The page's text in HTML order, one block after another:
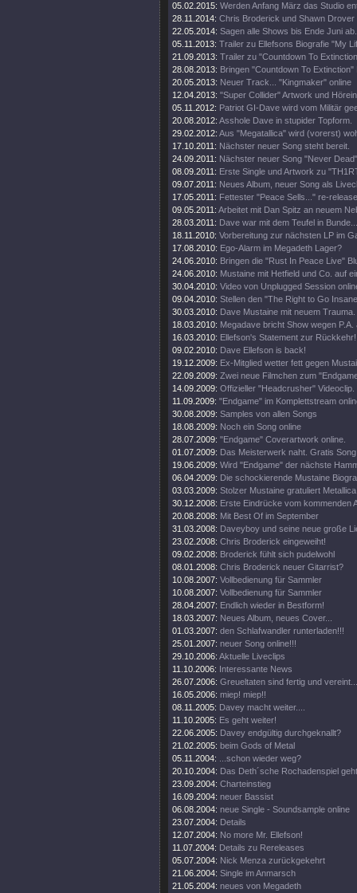
05.02.2015: Werden Anfang März das Studio
28.11.2014: Chris Broderick und Shawn
22.05.2014: Sagen alle Shows bis Ende Juni ab.
05.11.2013: Trailer zu Ellefsons Biografie "My
21.09.2013: Trailer zu "Countdown To
28.08.2013: Bringen "Countdown To Extinction"
20.05.2013: Neuer Track... "Kingmaker" online
12.04.2013: "Super Collider" Artwork und
05.11.2012: Patriot GI-Dave wird vom Militär
20.08.2012: Asshole Dave in stupider Topform.
29.02.2012: Aus "Megatallica" wird (vorerst)
17.10.2011: Nächster neuer Song steht bereit.
24.09.2011: Nächster neuer Song "Never
08.09.2011: Erste Single und Artwork zu
09.07.2011: Neues Album, neuer Song als
17.05.2011: Fettester "Peace Sells..." re-
09.05.2011: Arbeitet mit Dan Spitz an neuem
28.03.2011: Dave war mit dem Teufel in Bunde...
18.11.2010: Vorbereitung zur nächsten LP im
17.08.2010: Ego-Alarm im Megadeth Lager?
24.06.2010: Bringen die "Rust In Peace Live"
24.06.2010: Mustaine mit Hetfield und Co. auf
30.04.2010: Video von Unplugged Session
09.04.2010: Stellen den "The Right to Go
30.03.2010: Dave Mustaine mit neuem Trauma.
18.03.2010: Megadave bricht Show wegen P.A.
16.03.2010: Ellefson's Statement zur Rückkehr!
09.02.2010: Dave Ellefson is back!
19.12.2009: Ex-Mitglied wetter fett gegen
22.09.2009: Zwei neue Filmchen zum
14.09.2009: Offizieller "Headcrusher" Videoclip.
11.09.2009: "Endgame" im Komplettstream
30.08.2009: Samples von allen Songs
18.08.2009: Noch ein Song online
28.07.2009: "Endgame" Coverartwork online.
01.07.2009: Das Meisterwerk naht. Gratis
19.06.2009: Wird "Endgame" der nächste
06.04.2009: Die schockierende Mustaine
03.03.2009: Stolzer Mustaine gratuliert
30.12.2008: Erste Eindrücke vom kommenden
20.08.2008: Mit Best Of im September
31.03.2008: Daveyboy und seine neue große
23.02.2008: Chris Broderick eingeweiht!
09.02.2008: Broderick fühlt sich pudelwohl
08.01.2008: Chris Broderick neuer Gitarrist?
10.08.2007: Vollbedienung für Sammler
10.08.2007: Vollbedienung für Sammler
28.04.2007: Endlich wieder in Bestform!
18.03.2007: Neues Album, neues Cover...
01.03.2007: den Schlafwandler runterladen!!!
25.01.2007: neuer Song online!!!
29.10.2006: Aktuelle Liveclips
11.10.2006: Interessante News
26.07.2006: Greueltaten sind fertig und vereint...
16.05.2006: miep! miep!!
08.11.2005: Davey macht weiter....
11.10.2005: Es geht weiter!
22.06.2005: Davey endgültig durchgeknallt?
21.02.2005: beim Gods of Metal
05.11.2004:
...schon wieder weg?
20.10.2004: Das Deth´sche Rochadenspiel
23.09.2004: Charteinstieg
16.09.2004: neuer Bassist
06.08.2004: neue Single - Soundsample online
23.07.2004: Details
12.07.2004: No more Mr. Ellefson!
11.07.2004: Details zu Rereleases
05.07.2004: Nick Menza zurückgekehrt
21.06.2004: Single im Anmarsch
21.05.2004: neues von Megadeth